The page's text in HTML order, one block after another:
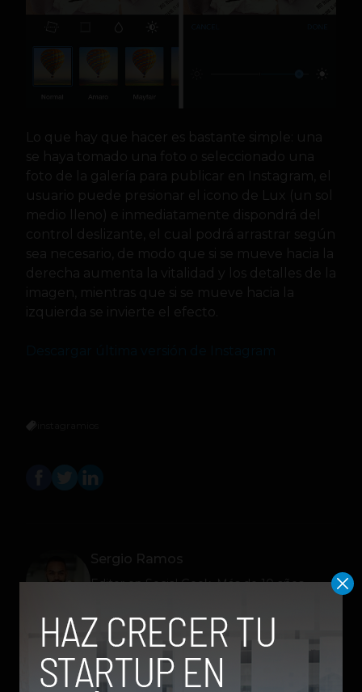
Lo que hay que hacer es bastante simple: una
se haya tomado una foto o seleccionado una
foto de la galería para publicar en Instagram, el
usuario puede presionar el icono de Lux (un sol
medio lleno) e inmediatamente dispondrá del
control deslizante, el cual podrá arrastrar según
sea necesario, de modo que si se mueve hacia la
derecha aumenta la vitalidad y los detalles de la
imagen, mientras que si se mueve hacia la
izquierda se invierte el efecto.
Sergio Ramos
Editor enSocial Geek. Más de 10 años
tecnológica y el ecosistema de startups.
Contribuidor en Fast Company México,
Entrepreneur Magazine y Forbes en
Español.